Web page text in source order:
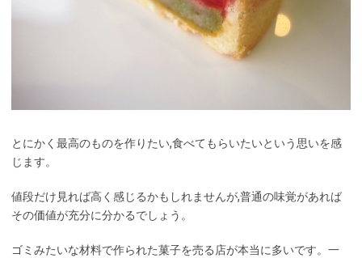
とにかく最高のものを作りたい,食べてもらいたいという思いを感
じます。
値段だけ見れば高く感じるかもしれませんが,普通の味覚があれば
その価値が充分に分かるでしょう。
ゴミみたいな材料で作られた菓子を売る店が本当に多いです。一